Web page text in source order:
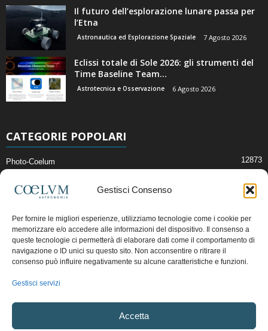
Gestisci Consenso
Per fornire le migliori esperienze, utilizziamo tecnologie come i cookie per
memorizzare e/o accedere alle informazioni del dispositivo. Il consenso a
queste tecnologie ci permetterà di elaborare dati come il comportamento di
navigazione o ID unici su questo sito. Non acconsentire o ritirare il
consenso può influire negativamente su alcune caratteristiche e funzioni.
Gestisci servizi
Accetta
Il futuro dell’esplorazione lunare passa per
l’Etna
Astronautica ed Esplorazione Spaziale 7 Agosto 2026
Eclissi totale di Sole 2026: gli strumenti del
Time Baseline Team...
Astrotecnica e Osservazione 6 Agosto 2026
CATEGORIE POPOLARI
Photo-Coelum 12873
News di Astronomia 2411
Cielo del Mese
Astronomia, Astrofisica e Cosmologia
Articoli e Risorse On-Line
Copyright © 1997 - 2024 vietata la riproduzione.